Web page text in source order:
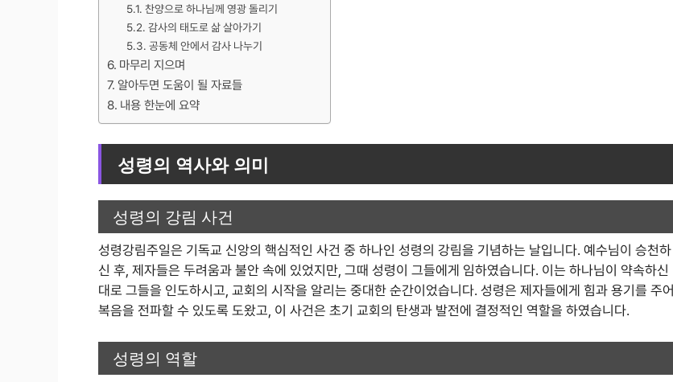
찬양으로 하나님께 영광 돌리기
감사의 태도로 삶 살아가기
공동체 안에서 감사 나누기
마무리 지으며
알아두면 도움이 될 자료들
내용 한눈에 요약
성령의 역사와 의미
성령의 강림 사건
성령강림주일은 기독교 신앙의 핵심적인 사건 중 하나인 성령의 강림을 기념하는 날입니다. 예수님이 승천하
신 후, 제자들은 두려움과 불안 속에 있었지만, 그때 성령이 그들에게 임하였습니다. 이는 하나님이 약속하신
대로 그들을 인도하시고, 교회의 시작을 알리는 중대한 순간이었습니다. 성령은 제자들에게 힘과 용기를 주어
복음을 전파할 수 있도록 도왔고, 이 사건은 초기 교회의 탄생과 발전에 결정적인 역할을 하였습니다.
성령의 역할